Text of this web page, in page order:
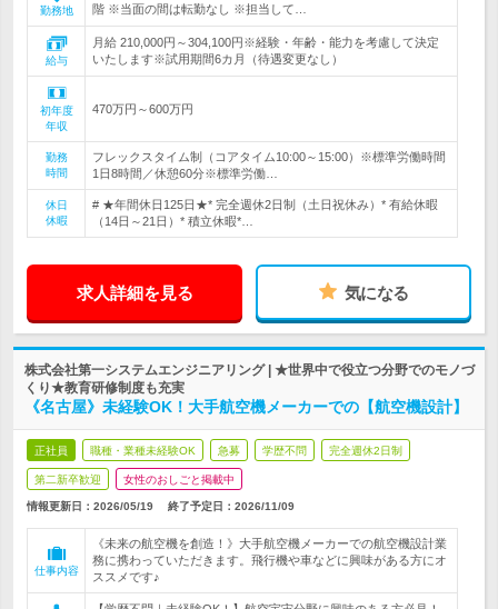
勤務地 階 ※当面の間は転勤なし ※担当して…
給与
月給 210,000円～304,100円※経験・年齢・能力を考慮して決定
いたします※試用期間6カ月（待遇変更なし）
初年度
年収
470万円～600万円
勤務
時間
フレックスタイム制（コアタイム10:00～15:00）※標準労働時間
1日8時間／休憩60分※標準労働…
休日
休暇
# ★年間休日125日★* 完全週休2日制（土日祝休み）* 有給休暇
（14日～21日）* 積立休暇*…
求人詳細を見る 気になる
株式会社第一システムエンジニアリング | ★世界中で役立つ分野でのモノづ
くり★教育研修制度も充実
《名古屋》未経験OK！大手航空機メーカーでの【航空機設計】
正社員 職種・業種未経験OK 急募 学歴不問 完全週休2日制
第二新卒歓迎 女性のおしごと掲載中
情報更新日：2026/05/19 終了予定日： 2026/11/09
仕事内容
《未来の航空機を創造！》大手航空機メーカーでの航空機設計業
務に携わっていただきます。飛行機や車などに興味がある方にオ
ススメです♪